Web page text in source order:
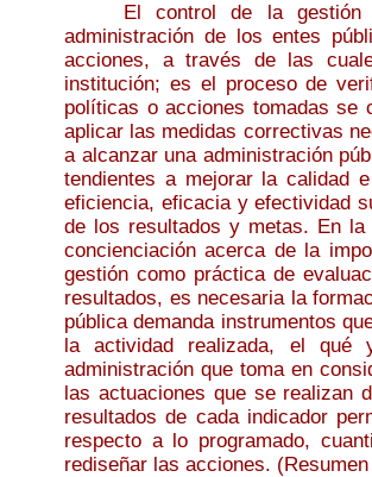
El control de la gestión
administración de los entes
acciones, a través de las
institución; es el proceso de
políticas o acciones tomadas se
aplicar las medidas correctivas
a alcanzar una administración
tendientes a mejorar la calidad
eficiencia, eficacia y efectividad
de los resultados y metas. En la
concienciación acerca de la
gestión como práctica de
resultados, es necesaria la
pública demanda instrumentos
la actividad realizada, el
administración que toma en
las actuaciones que se realizan
resultados de cada indicador
respecto a lo programado,
rediseñar las acciones.